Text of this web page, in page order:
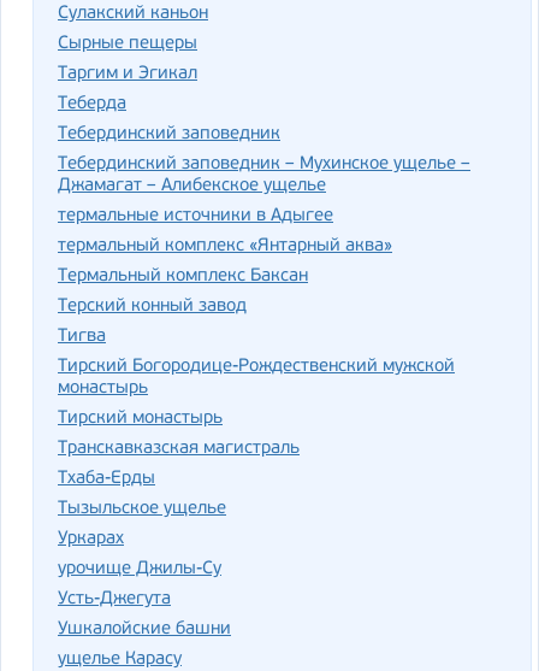
Сулакский каньон
Сырные пещеры
Таргим и Эгикал
Теберда
Тебердинский заповедник
Тебердинский заповедник – Мухинское ущелье –
Джамагат – Алибекское ущелье
термальные источники в Адыгее
термальный комплекс «Янтарный аква»
Термальный комплекс Баксан
Терский конный завод
Тигва
Тирский Богородице-Рождественский мужской
монастырь
Тирский монастырь
Транскавказская магистраль
Тхаба-Ерды
Тызыльское ущелье
Уркарах
урочище Джилы-Су
Усть-Джегута
Ушкалойские башни
ущелье Карасу